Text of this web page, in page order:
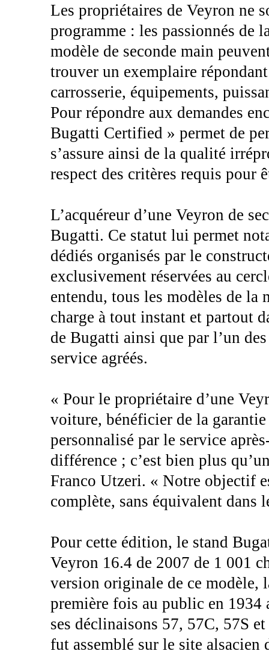
Les propriétaires de Veyron ne
programme : les passionnés de
modèle de seconde main
trouver un exemplaire
carrosserie, équipements,
Pour répondre aux demandes
Bugatti Certified » permet de
s’assure ainsi de la qualité
respect des critères requis pour
L’acquéreur d’une Veyron de
Bugatti. Ce statut lui permet
dédiés organisés par le
exclusivement réservées au
entendu, tous les modèles de la
charge à tout instant et partout
de Bugatti ainsi que par l’un
service agréés.
« Pour le propriétaire d’une
voiture, bénéficier de la
personnalisé par le service
différence ; c’est bien plus
Franco Utzeri. « Notre objectif
complète, sans équivalent dans
Pour cette édition, le stand
Veyron 16.4 de 2007 de 1 001
version originale de ce modèle,
première fois au public en 1934
ses déclinaisons 57, 57C, 57S
fut assemblé sur le site alsacien